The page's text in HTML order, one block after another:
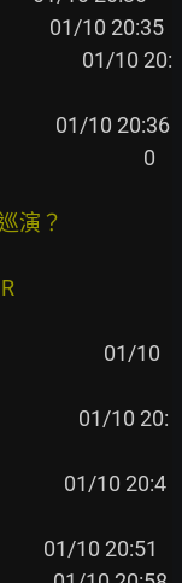
01/10 20:
主猜中
0
鹿
01/10
01/10 20:
01/10 20:4